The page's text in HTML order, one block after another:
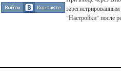
"Настройки" после